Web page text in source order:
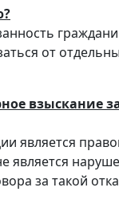
от
взыскание
является
является
за такой